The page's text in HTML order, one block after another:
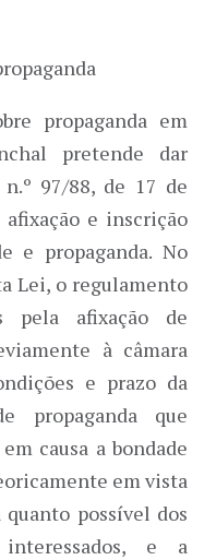
propaganda em
pretende dar
97/88, de 17 de
e inscrição
e propaganda. No
Lei, o regulamento
pela afixação de
à câmara
e prazo da
propaganda que
causa a bondade
em vista
possível dos
e a